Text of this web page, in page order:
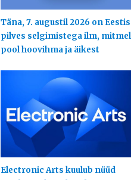
Täna, 7. augustil 2026 on Eestis
pilves selgimistega ilm, mitmel
pool hoovihma ja äikest
Electronic Arts kuulub nüüd